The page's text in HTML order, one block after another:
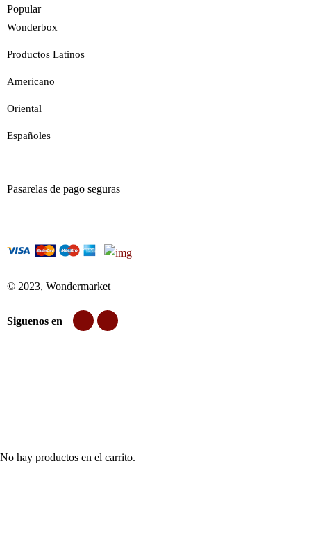
Popular
Wonderbox
Productos Latinos
Americano
Oriental
Españoles
Pasarelas de pago seguras
© 2023, Wondermarket
Siguenos en
No hay productos en el carrito.